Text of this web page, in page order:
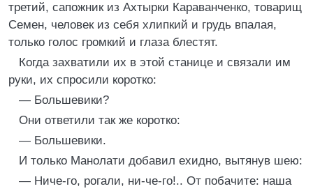
третий, сапожник из Ахтырки Караванченко, товарищ
Семен, человек из себя хлипкий и грудь впалая,
только голос громкий и глаза блестят.
Когда захватили их в этой станице и связали им
руки, их спросили коротко:
— Большевики?
Они ответили так же коротко:
— Большевики.
И только Манолати добавил ехидно, вытянув шею:
— Ниче-го, рогали, ни-че-го!.. От побачите: наша